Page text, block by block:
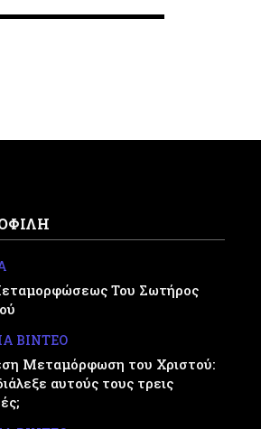
Του Σωτήρος
ΒΙΝΤΕΟ
Μεταμόρφωση του Χριστού:
αυτούς τους τρεις